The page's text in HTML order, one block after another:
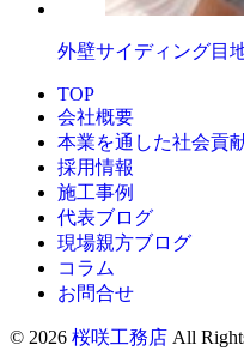
外壁サイディング目
TOP
会社概要
本業を通した社会貢
採用情報
施工事例
代表ブログ
現場親方ブログ
コラム
お問合せ
© 2026 桜咲工務店 All